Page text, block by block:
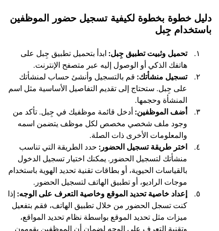
دليل خطوة بخطوة لكيفية تسجيل حضور الموظفين
باستخدام جِبل
تحميل وثبيت تطبيق جِبل: ابدأ بتحميل تطبيق جِبل على
هاتفك الذكي أو الوصول إليه عبر متصفح الإنترنت.
تسجيل منشأتك: قم بالتسجيل وأنشئ حساب لمنشأتك
على جِبل. ستحتاج إلى تقديم التفاصيل الأساسية مثل اسم
المنشأة وحجمها.
أضف الموظفين:أدخل قائمة موظفيك في جِبل. تأكد من
وجود ملف شخصي مخصص لكل موظف يتضمن اسمه
والمعلومات الأخرى ذات الصلة.
اختر طريقة تسجيل الحضور: حدد الطريقة التي تناسب
منشأتك لتسجيل الحضور. يمكنك اختيار تسجيل الدخول
بالقياسات الحيوية، أو بطاقات تقنية تحديد الهوية باستخدام
موجات الراديو، أو تطبيق الهاتف لتسجيل الحضور.
إعداد خاصية تحديد الموقع وخاصية التعرف على الوجه:إذا
كنت تسجل الحضور من خلال تطبيق الهاتف، فقم بتفعيل
ميزات مثل تحديد الموقع بواسطة نظام تحديد المواقع،